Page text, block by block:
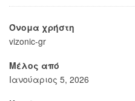
Όνομα χρήστη
vizonic-gr
Μέλος από
Ιανούαριος 5, 2026